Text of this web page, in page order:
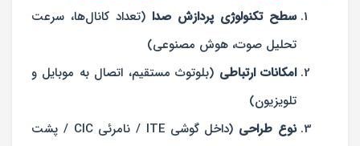
سطح تکنولوژی پردازش صدا (تعداد کانال‌ها، سرعت
تحلیل صوت، هوش مصنوعی)
امکانات ارتباطی (بلوتوث مستقیم، اتصال به موبایل و
تلویزیون)
نوع طراحی
(داخل گوشی ITE / نامرئی CIC / پشت